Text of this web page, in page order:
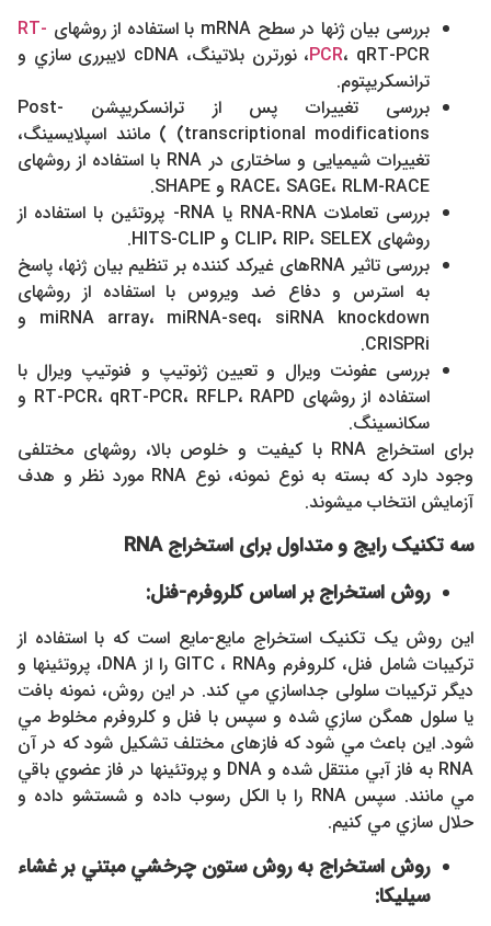
بررسی بیان ژنها در سطح mRNA با استفاده از روشهای
RT-
PCR
، qRT-PCR، نورترن بلاتینگ، cDNA لایبرری سازي و
ترانسکریپتوم.
بررسی تغییرات پس از ترانسکریپشن Post-
transcriptional modifications) ) مانند اسپلایسینگ،
تغییرات شیمیایی و ساختاری در RNA با استفاده از روشهای
RACE، SAGE، RLM-RACE و SHAPE.
بررسی تعاملات RNA-RNA یا RNA- پروتئین با استفاده از
روشهای CLIP، RIP، SELEX و HITS-CLIP.
بررسی تاثیر RNAهای غیرکد کننده بر تنظيم بيان ژنها، پاسخ
به استرس و دفاع ضد ويروس با استفاده از روشهای
miRNA array، miRNA-seq، siRNA knockdown و
CRISPRi.
بررسی عفونت ویرال و تعیین ژنوتیپ و فنوتیپ ویرال با
استفاده از روشهای RT-PCR، qRT-PCR، RFLP، RAPD و
سکانسینگ.
برای استخراج RNA با کیفیت و خلوص بالا، روشهای مختلفی
وجود دارد که بسته به نوع نمونه، نوع RNA مورد نظر و هدف
آزمایش انتخاب میشوند.
سه تکنیک رایج و متداول برای استخراجRNA
روش استخراج بر اساس کلروفرم-فنل:
این روش یک تکنیک استخراج مایع-مایع است که با استفاده از
ترکیبات شامل فنل، کلروفرم وGITC ، RNA را از DNA، پروتئینها و
دیگر ترکیبات سلولی جداسازي مي كند. در این روش، نمونه بافت
یا سلول همگن سازي شده و سپس با فنل و کلروفرم مخلوط مي
شود. این باعث مي شود که فازهای مختلف تشکيل شود که در آن
RNA به فاز آبي منتقل شده و DNA و پروتئینها در فاز عضوي باقي
مي مانند. سپس RNA را با الکل رسوب داده و شستشو داده و
حلال سازي مي كنيم.
روش استخراج به روش ستون چرخشي مبتني بر غشاء
سيليكا: